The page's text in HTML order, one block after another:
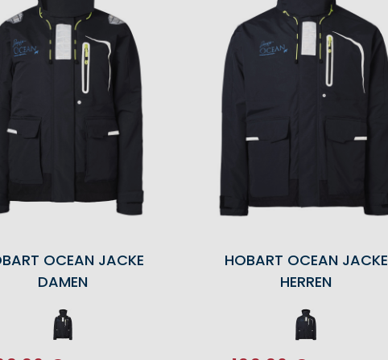
OCEAN JACKE
DAMEN
HOBART OCEAN JACKE
HERREN